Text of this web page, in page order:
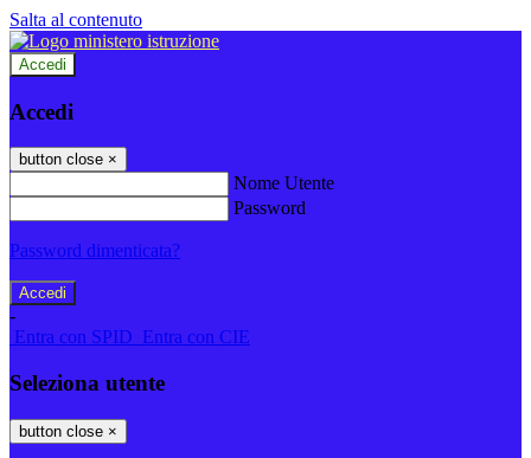
Salta al contenuto
Accedi
Accedi
button close ×
Nome Utente
Password
Password dimenticata?
-
Entra con SPID Entra con CIE
Seleziona utente
button close ×